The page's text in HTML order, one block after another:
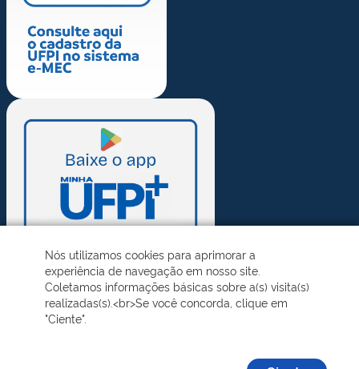
Nós utilizamos cookies para aprimorar a
experiência de navegação em nosso site.
Coletamos informações básicas sobre a(s) visita(s)
realizadas(s).<br>Se você concorda, clique em
"Ciente".